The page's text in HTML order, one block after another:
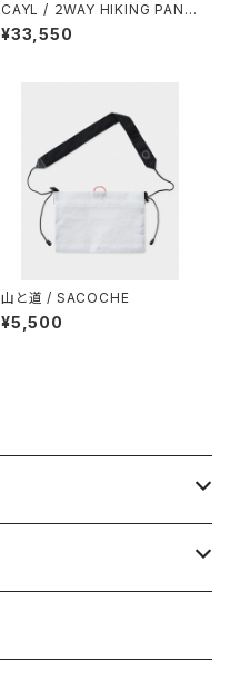
CAYL / ２WAY HIKING PANT
S（BLACK）
¥33,550
山と道 / SACOCHE
¥5,500